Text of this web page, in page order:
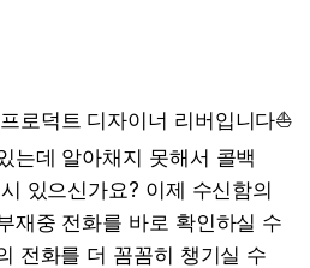
로덕트 디자이너 리버입니다⛵️
는데 알아채지 못해서 콜백
있으신가요? 이제 수신함의
재중 전화를 바로 확인하실 수
전화를 더 꼼꼼히 챙기실 수